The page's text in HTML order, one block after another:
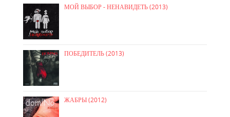
МОЙ ВЫБОР - НЕНАВИДЕТЬ (2013)
ПОБЕДИТЕЛЬ (2013)
ЖАБРЫ (2012)